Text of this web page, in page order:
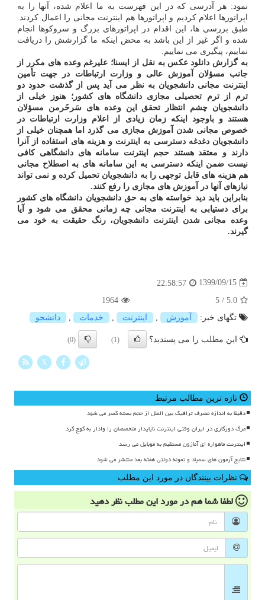
نمود: هر آدرسی که در این فهرست به ما اعلام شده، آنها را به
اپراتورها اعلام کردیم و اپراتورها هم اینترنت مجانی را اعمال کردند.
طبق بررسی ها، این اقدام در اپراتورهای بزرگ و سروکوها انجام
شده و اگر غیر از این باشد به محض اینکه ما گزارشش را دریافت
نماییم، پیگیری می نماییم.
به گزارش دانلود عکس به نقل از ایسنا؛ علیرغم وعده های مکرر از
جانب مسؤلان آموزش عالی و وزارت ارتباطات در جهت تأمین
اینترنت مجانی دانشجویان به نظر می آید پس از گذشت حدود دو
ترم از ترم تحصیلی مجازی دانشگاه های کشور؛ هنوز خیلی از
دانشجویان چشم انتظار تحقق این وعده های سَرخَرمن مسؤلان
هستند و باوجود اینکه زمان زیادی از اعلام وزارت ارتباطات در
خصوص مجانی شدن آموزش مجازی می گذرد اما همچنان خیلی از
دانشجویان دغدغه دسترسی به اینترنت و هزینه های استفاده از آنرا
دارند و معتقد هستند حجم اینترنت سامانه های دانشگاهی کافی
نیست ضمن اینکه دسترسی به این سامانه های به اصطلاح مجانی
هم هزینه های قابل توجهی را به دانشجویان تحمیل کرده و نمی تواند
نیازهای آنها در آموزش های مجازی را رفع کنند.
بنابراین باید دید خواسته های به حق دانشجویان دانشگاه های کشور
برای دستیابی به اینترنت مجانی چه زمانی محقق می شود و آیا
وعده مجانی شدن اینترنت دانشجویان، رنگ حقیقت به خود می
گیرند.
1399/09/15
22:58:57
5.0
/
5
1964
تگهای خبر:
آموزش , اینترنت , خدمات , دانشجو
این مطلب را می پسندید؟ (1)
(0)
X
تازه ترین مطالب مرتبط
دقیقا به اندازه مصرف ترافیک بین الملل از حجم بسته کسر می شود
مرگ دورکاری در ایران وقتی اینترنت ناپایدار متخصصان را وادار به کوچ کرد
اینترنت ماهواره ای آمازون مستقیم به موبایل می رسد
نتایج آزمون های سمپاد و نمونه دولتی هفته بعد منتشر می شود
نظرات بینندگان در مورد این مطلب
لطفا شما همدر مورد این مطلبنظر دهید